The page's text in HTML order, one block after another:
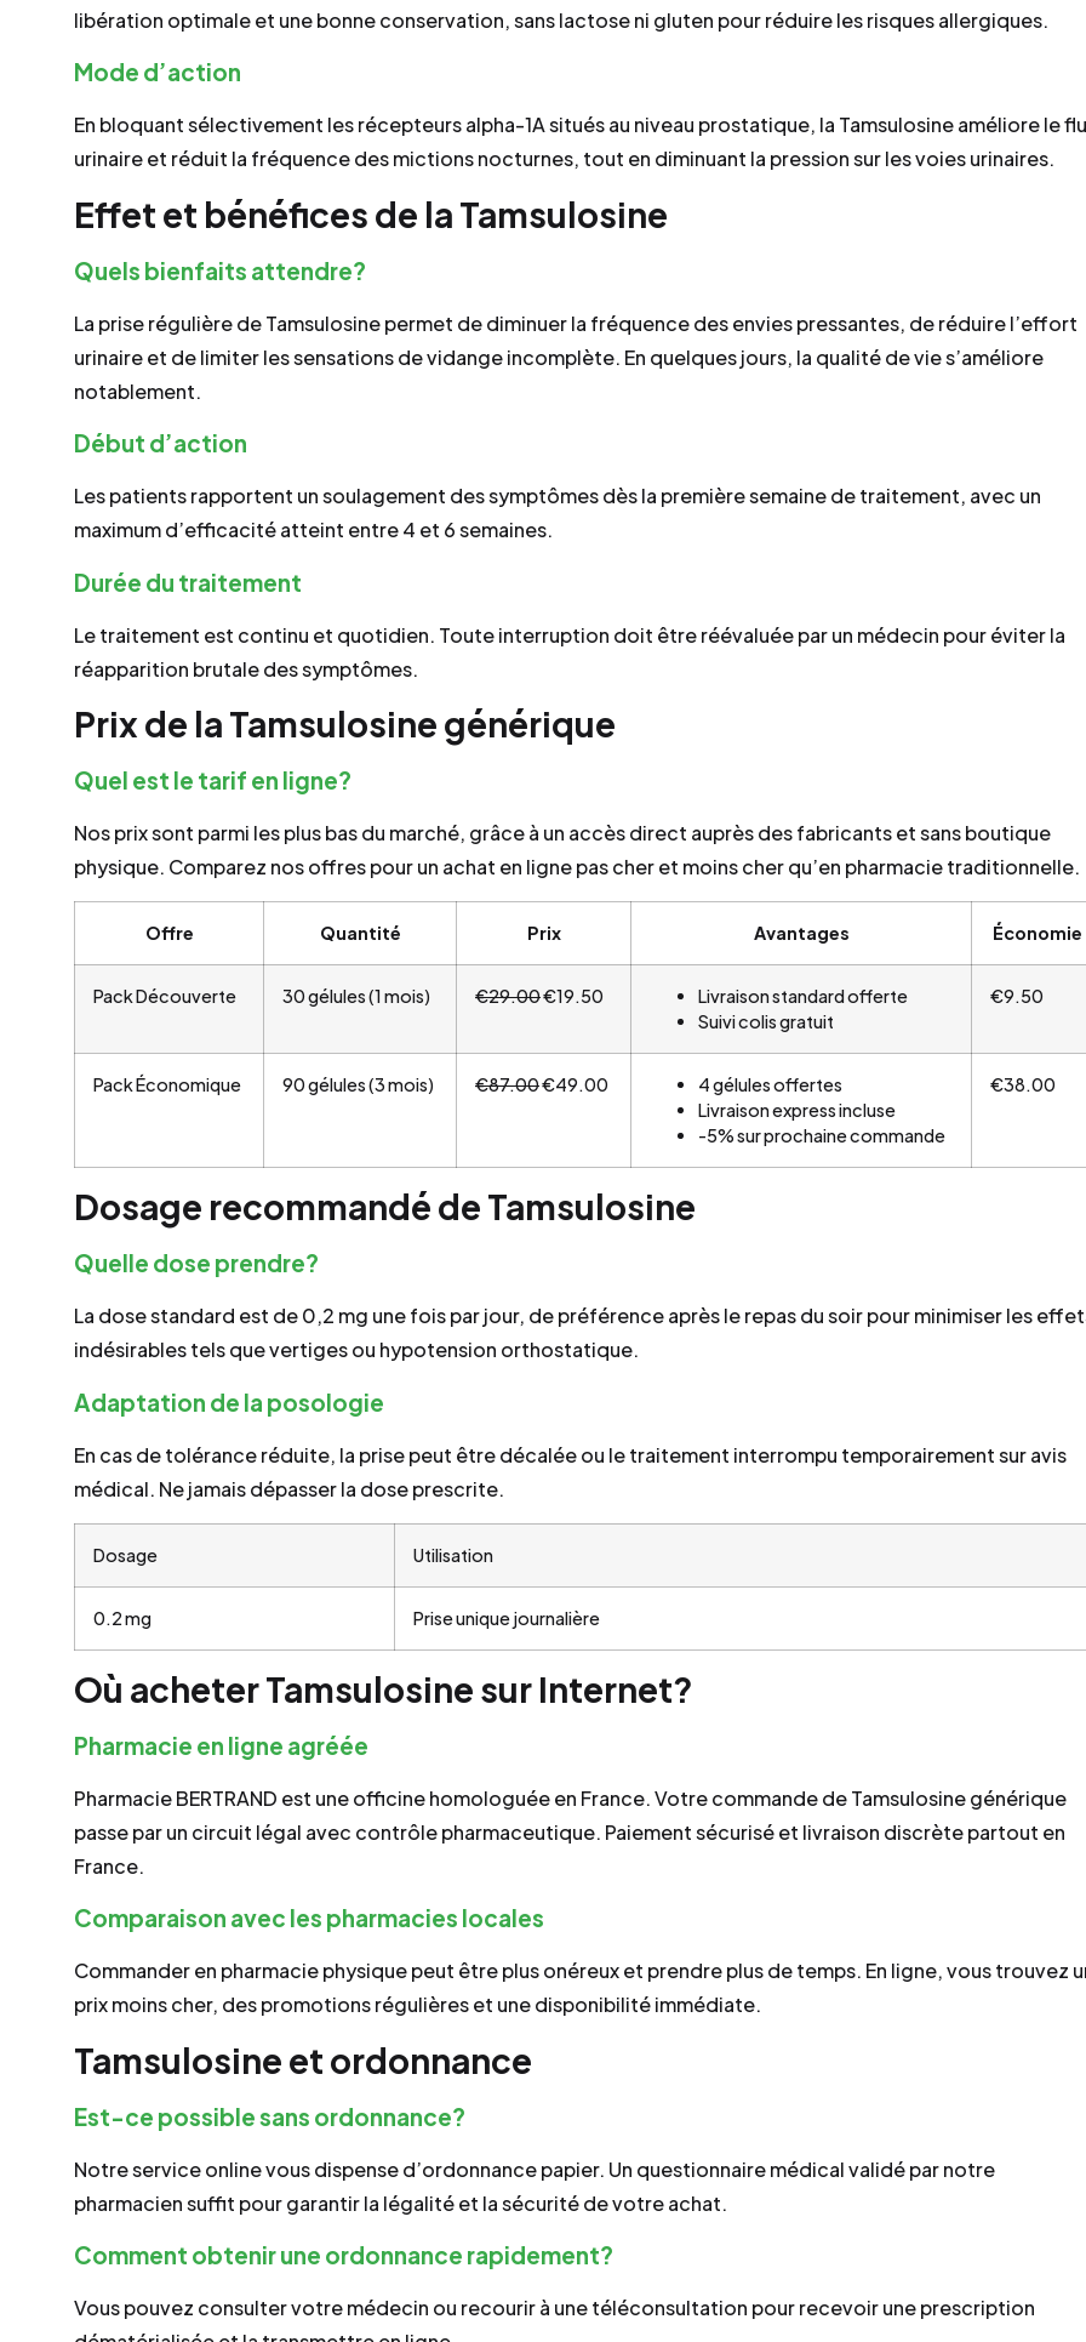
libération optimale et une bonne conservation, sans lactose ni gluten pour réduire les risques allergiques.
Mode d’action
En bloquant sélectivement les récepteurs alpha-1A situés au niveau prostatique, la Tamsulosine améliore le
urinaire et réduit la fréquence des mictions nocturnes, tout en diminuant la pression sur les voies urinaires.
Effet et bénéfices de la Tamsulosine
Quels bienfaits attendre?
La prise régulière de Tamsulosine permet de diminuer la fréquence des envies pressantes, de réduire l’effort
urinaire et de limiter les sensations de vidange incomplète. En quelques jours, la qualité de vie s’améliore
notablement.
Début d’action
Les patients rapportent un soulagement des symptômes dès la première semaine de traitement, avec un
maximum d’efficacité atteint entre 4 et 6 semaines.
Durée du traitement
Le traitement est continu et quotidien. Toute interruption doit être réévaluée par un médecin pour éviter la
réapparition brutale des symptômes.
Prix de la Tamsulosine générique
Quel est le tarif en ligne?
Nos prix sont parmi les plus bas du marché, grâce à un accès direct auprès des fabricants et sans boutique
physique. Comparez nos offres pour un achat en ligne pas cher et moins cher qu’en pharmacie traditionnelle.
Offre Quantité Prix Avantages Économie
Pack Découverte 30 gélules (1 mois) €29.00€19.50
Livraison standard offerte
Suivi colis gratuit
€9.50
Pack Économique 90 gélules (3 mois) €87.00€49.00
4 gélules offertes
Livraison express incluse
-5% sur prochaine commande
€38.00
Dosage recommandé de Tamsulosine
Quelle dose prendre?
La dose standard est de 0,2 mg une fois par jour, de préférence après le repas du soir pour minimiser les
indésirables tels que vertiges ou hypotension orthostatique.
Adaptation de la posologie
En cas de tolérance réduite, la prise peut être décalée ou le traitement interrompu temporairement sur avis
médical. Ne jamais dépasser la dose prescrite.
Dosage Utilisation
0.2 mg Prise unique journalière
Où acheter Tamsulosine sur Internet?
Pharmacie en ligne agréée
Pharmacie BERTRAND est une officine homologuée en France. Votre commande de Tamsulosine générique
passe par un circuit légal avec contrôle pharmaceutique. Paiement sécurisé et livraison discrète partout en
France.
Comparaison avec les pharmacies locales
Commander en pharmacie physique peut être plus onéreux et prendre plus de temps. En ligne, vous trouvez
prix moins cher, des promotions régulières et une disponibilité immédiate.
Tamsulosine et ordonnance
Est-ce possible sans ordonnance?
Notre service online vous dispense d’ordonnance papier. Un questionnaire médical validé par notre
pharmacien suffit pour garantir la légalité et la sécurité de votre achat.
Comment obtenir une ordonnance rapidement?
Vous pouvez consulter votre médecin ou recourir à une téléconsultation pour recevoir une prescription